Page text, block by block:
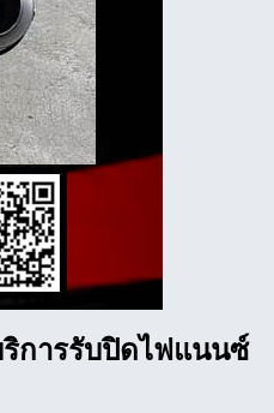
การรับปิดไฟแนนซ์